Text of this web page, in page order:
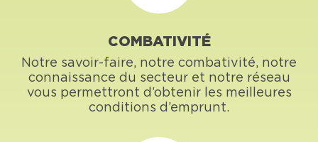
COMBATIVITÉ
Notre savoir-faire, notre combativité, notre
connaissance du secteur et notre réseau
vous permettront d’obtenir les meilleures
conditions d’emprunt.